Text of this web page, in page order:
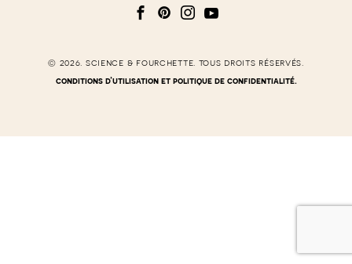
© 2026. science & fourchette. tous droits réservés.
conditions d’utilisation et politique de confidentialité.